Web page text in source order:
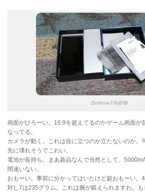
Zenfone7内容物
画面がひろーい。16:9を超えてるのかゲーム画面が
なってる。
カメラが動く。これは役に立つのか立たないのか。
先に壊れそうでこわい。
電池が長持ち。まあ新品なんで当然として、
間違いない。
おもーい。事前に分かってはいたけど超おもーい。
対し7は235グラム。これは腕が鍛えられますわ。も